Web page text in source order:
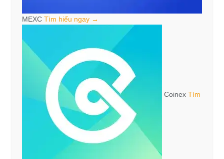
MEXC Tìm hiểu ngay →
Coinex Tìm